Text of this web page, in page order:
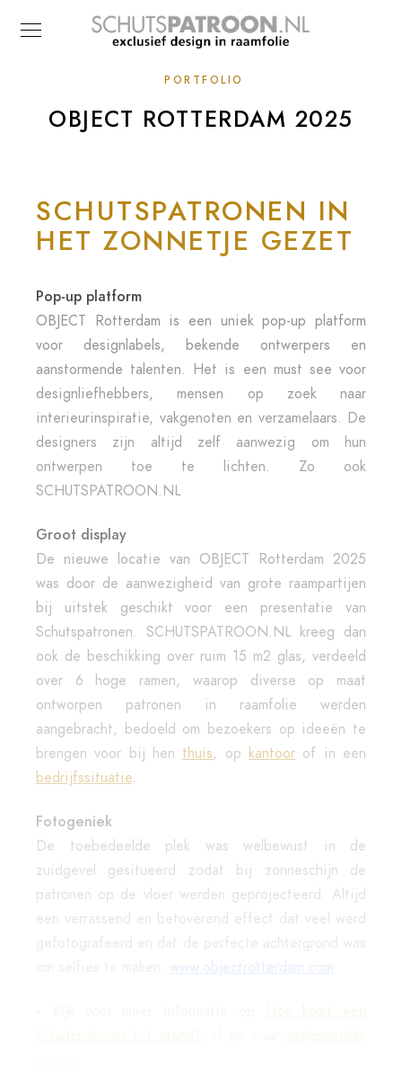
PORTFOLIO
OBJECT ROTTERDAM 2025
SCHUTSPATRONEN IN
HET ZONNETJE GEZET
Pop-up platform
OBJECT Rotterdam is een uniek pop-up platform
voor designlabels, bekende ontwerpers en
aanstormende talenten. Het is een must see voor
designliefhebbers, mensen op zoek naar
interieurinspiratie, vakgenoten en verzamelaars. De
designers zijn altijd zelf aanwezig om hun
ontwerpen toe te lichten. Zo ook
SCHUTSPATROON.NL
Groot display
De nieuwe locatie van OBJECT Rotterdam 2025
was door de aanwezigheid van grote raampartijen
bij uitstek geschikt voor een presentatie van
Schutspatronen. SCHUTSPATROON.NL kreeg dan
ook de beschikking over ruim 15 m2 glas, verdeeld
over 6 hoge ramen, waarop diverse op maat
ontworpen patronen in raamfolie werden
aangebracht, bedoeld om bezoekers op ideeën te
brengen voor bij hen thuis, op kantoor of in een
bedrijfssituatie.
Fotogeniek
De toebedeelde plek was welbewust in de
zuidgevel gesitueerd zodat bij zonneschijn de
patronen op de vloer werden geprojecteerd. Altijd
een verrassend en betoverend effect dat veel werd
www.objectrotterdam.com
Hoe komt een